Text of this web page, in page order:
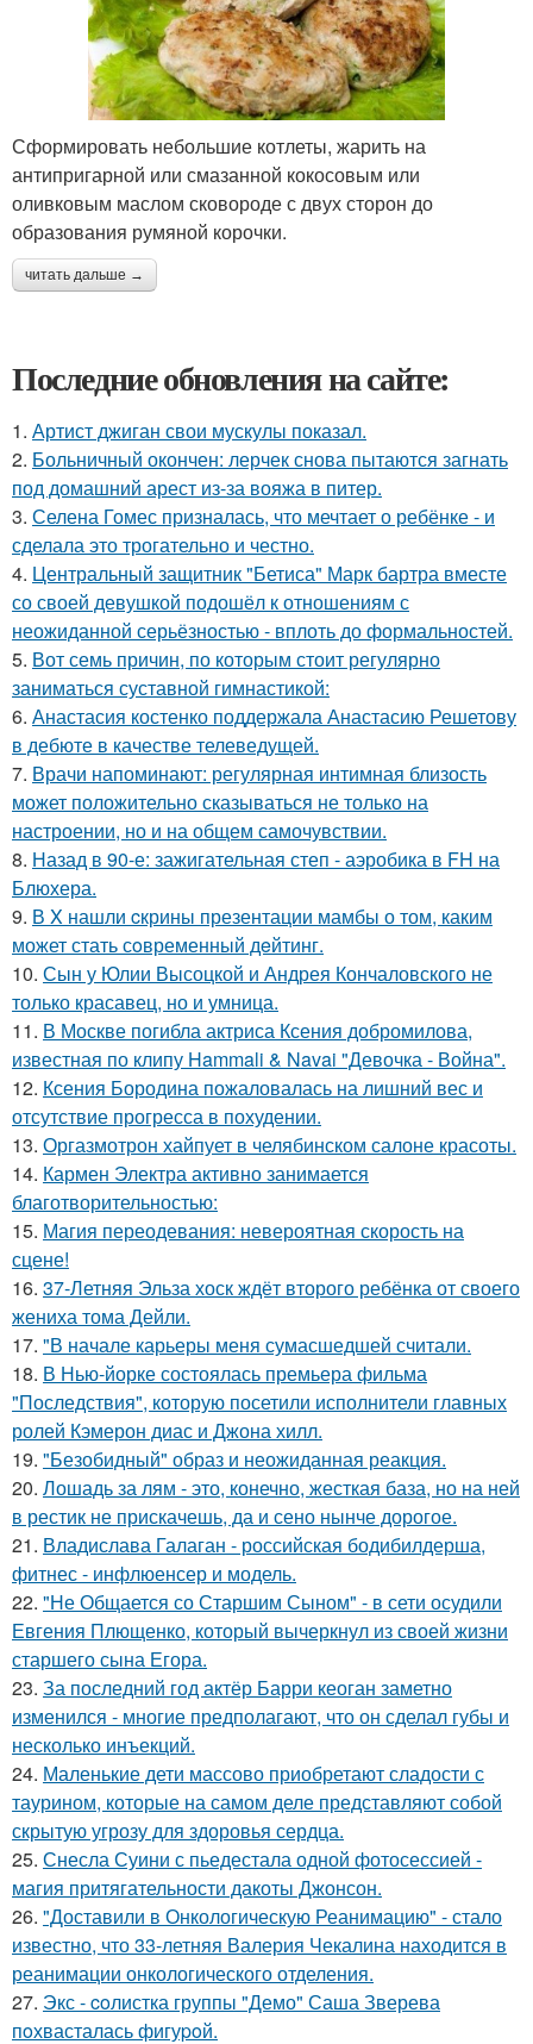
Сформировать небольшие котлеты, жарить на
антипригарной или смазанной кокосовым или
оливковым маслом сковороде с двух сторон до
образования румяной корочки.
читать дальше →
Последние обновления на сайте:
1. Артист джиган свои мускулы показал.
2. Больничный окончен: лерчек снова пытаются загнать
под домашний арест из-за вояжа в питер.
3. Селена Гомес призналась, что мечтает о ребёнке - и
сделала это трогательно и честно.
4. Центральный защитник "Бетиса" Марк бартра вместе
со своей девушкой подошёл к отношениям с
неожиданной серьёзностью - вплоть до формальностей.
5. Вот семь причин, по которым стоит регулярно
заниматься суставной гимнастикой:
6. Анастасия костенко поддержала Анастасию Решетову
в дебюте в качестве телеведущей.
7. Врачи напоминают: регулярная интимная близость
может положительно сказываться не только на
настроении, но и на общем самочувствии.
8. Назад в 90-е: зажигательная степ - аэробика в FH на
Блюхера.
9. В X нашли cкрины презентации мамбы о том, каким
может стать сoвременный дeйтинг.
10. Сын у Юлии Высоцкой и Андрея Кончаловского не
только красавец, но и умница.
11. В Москве погибла актриса Ксения добромилова,
известная по клипу Hammali & Navai "Девочка - Война".
12. Ксения Бородина пожаловалась на лишний вес и
отсутствие прогресса в похудении.
13. Оргазмотрон хайпует в челябинском салоне красоты.
14. Кармен Электра активно занимается
благотворительностью:
15. Магия переодевания: невероятная скорость на
сцене!
16. 37-Летняя Эльза хоск ждёт второго ребёнка от своего
жениха тома Дейли.
17. "В начале карьеры меня сумасшедшей считали.
18. В Нью-йорке состоялась премьера фильма
"Последствия", которую посетили исполнители главных
ролей Кэмерон диас и Джона хилл.
19. "Безобидный" образ и неожиданная реакция.
20. Лошадь за лям - это, конечно, жесткая база, но на ней
в рестик не прискачешь, да и сено нынче дорогое.
21. Владислава Галаган - российская бодибилдерша,
фитнес - инфлюенсер и модель.
22. "Не Общается со Старшим Сыном" - в сети осудили
Евгения Плющенко, который вычеркнул из своей жизни
старшего сына Егора.
23. За последний год актёр Барри кеоган заметно
изменился - многие предполагают, что он сделал губы и
несколько инъекций.
24. Маленькие дети массово приобретают сладости с
таурином, которые на самом деле представляют собой
скрытую угрозу для здоровья сердца.
25. Снесла Суини с пьедестала одной фотосессией -
магия притягательности дакоты Джонсон.
26. "Доставили в Онкологическую Реанимацию" - стало
известно, что 33-летняя Валерия Чекалина находится в
реанимации онкологического отделения.
27. Экс - coлистка группы "Демо" Саша Зверева
пoхвасталась фигуpoй.